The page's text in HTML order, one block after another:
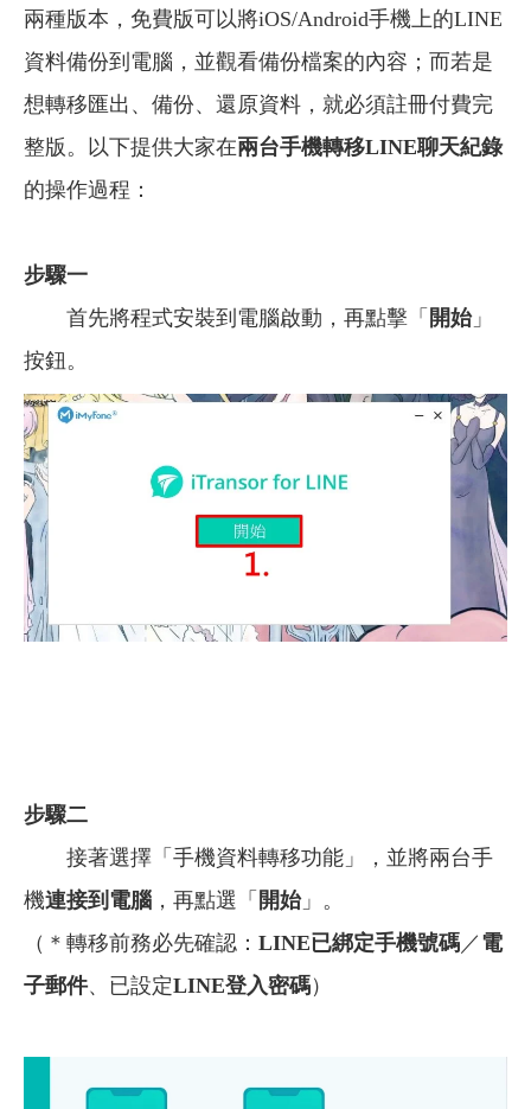
兩種版本，免費版可以將iOS/Android手機上的LINE
資料備份到電腦，並觀看備份檔案的內容；而若是
想轉移匯出、備份、還原資料，就必須註冊付費完
整版。以下提供大家在兩台手機轉移LINE聊天紀錄
的操作過程：
步驟一
首先將程式安裝到電腦啟動，再點擊「 開始」
按鈕。
步驟二
接著選擇「手機資料轉移功能」，並將兩台手
機連接到電腦 ，再點選「 開始」。
（＊轉移前務必先確認： LINE已綁定手機號碼 ／ 電
子郵件、已設定LINE登入密碼）